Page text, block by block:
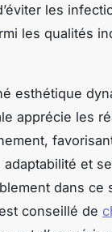
les
les qualités
esthétique
apprécie les
et
dans
conseillé de